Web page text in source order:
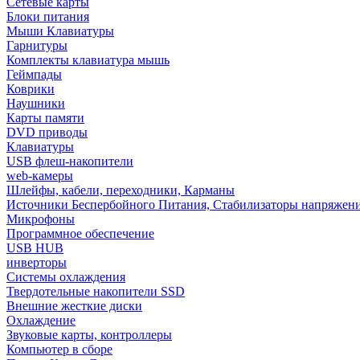
Блоки питания
Мыши Клавиатуры
Гарнитуры
Комплекты клавиатура мышь
Геймпады
Коврики
Наушники
Карты памяти
DVD приводы
Клавиатуры
USB флеш-накопители
web-камеры
Шлейфы, кабели, переходники, Карманы
Источники Беспербойного Питания, Стабилизаторы
Микрофоны
Программное обеспечение
USB HUB
инверторы
Системы охлаждения
Твердотельные накопители SSD
Внешние жесткие диски
Охлаждение
Звуковые карты, контроллеры
Компьютер в сборе